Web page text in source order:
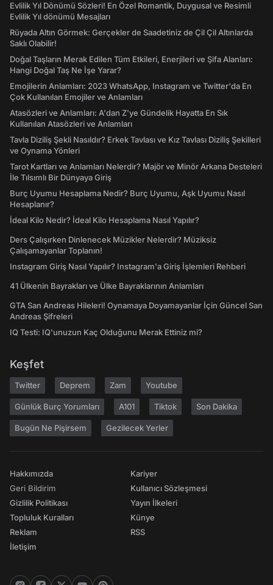
Evlilik Yıl Dönümü Sözleri! En Özel Romantik, Duygusal ve Resimli
Evlilik Yıl dönümü Mesajları
Rüyada Altın Görmek: Gerçekler de Saadetiniz de Çil Çil Altınlarda
Saklı Olabilir!
Doğal Taşların Merak Edilen Tüm Etkileri, Enerjileri ve Şifa Alanları:
Hangi Doğal Taş Ne İşe Yarar?
Emojilerin Anlamları: 2023 WhatsApp, Instagram ve Twitter'da En
Çok Kullanılan Emojiler ve Anlamları
Atasözleri ve Anlamları: A'dan Z'ye Gündelik Hayatta En Sık
Kullanılan Atasözleri ve Anlamları
Tavla Diziliş Şekli Nasıldır? Erkek Tavlası ve Kız Tavlası Diziliş Şekilleri
ve Oynama Yönleri
Tarot Kartları ve Anlamları Nelerdir? Majör ve Minör Arkana Desteleri
İle Tılsımlı Bir Dünyaya Giriş
Burç Uyumu Hesaplama Nedir? Burç Uyumu, Aşk Uyumu Nasıl
Hesaplanır?
İdeal Kilo Nedir? İdeal Kilo Hesaplama Nasıl Yapılır?
Ders Çalışırken Dinlenecek Müzikler Nelerdir? Müziksiz
Çalışamayanlar Toplanın!
Instagram Giriş Nasıl Yapılır? Instagram'a Giriş İşlemleri Rehberi
41 Ülkenin Bayrakları ve Ülke Bayraklarının Anlamları
GTA San Andreas Hileleri! Oynamaya Doyamayanlar İçin Güncel San
Andreas Şifreleri
IQ Testi: IQ'unuzun Kaç Olduğunu Merak Ettiniz mi?
Keşfet
Twitter Deprem Zam Youtube
Günlük Burç Yorumları A101 Tiktok Son Dakika
Bugün Ne Pişirsem Gezilecek Yerler
Hakkımızda
Geri Bildirim
Gizlilik Politikası
Topluluk Kuralları
Reklam
İletişim
Kariyer
Kullanıcı Sözleşmesi
Yayın İlkeleri
Künye
RSS